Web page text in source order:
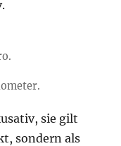
sie gilt
sondern als